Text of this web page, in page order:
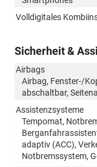
Volldigitales
Sicherheit &
Airbags
Airbag, Fenster-/
abschaltbar,
Assistenzsysteme
Tempomat,
adaptiv (ACC),
Notbremssystem,